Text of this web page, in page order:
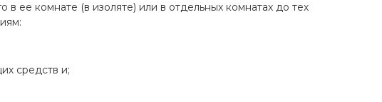
комнате (в изоляте) или в отдельных комнатах до тех
средств и;